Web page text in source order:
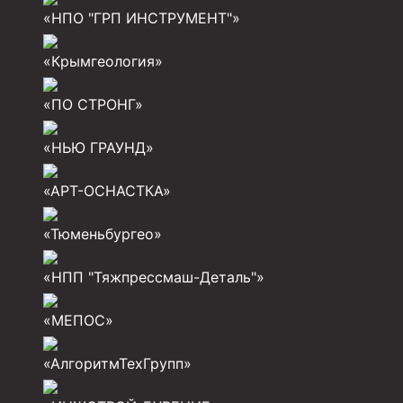
Переводники
Кольца ограничительные ПЦ и ЦЦ
Пробки цементировочные
Скребки корончатые СК и тросовые СТ
Башмаки колонные
«НПО "ГРП ИНСТРУМЕНТ"»
«Крымгеология»
«ПО СТРОНГ»
«НЬЮ ГРАУНД»
«АРТ-ОСНАСТКА»
«Тюменьбургео»
«НПП "Тяжпрессмаш-Деталь"»
«МЕПОС»
«АлгоритмТехГрупп»